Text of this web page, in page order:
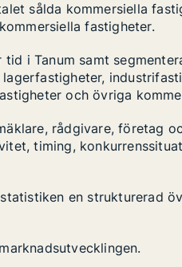
sålda kommersiella
fastigheter.
i Tanum samt
och övriga
rådgivare, företag
timing,
en strukturerad